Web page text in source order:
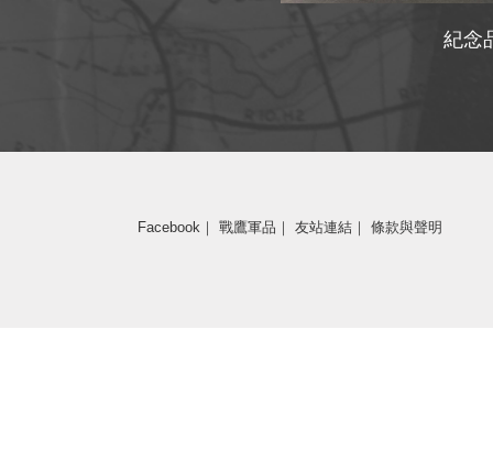
紀念
Facebook ｜ 戰鷹軍品 ｜ 友站連結 ｜ 條款與聲明